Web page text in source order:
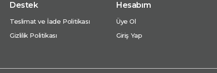
Destek
Teslimat ve İade Politikası
Gizlilik Politikası
Hesabım
Üye Ol
Giriş Yap